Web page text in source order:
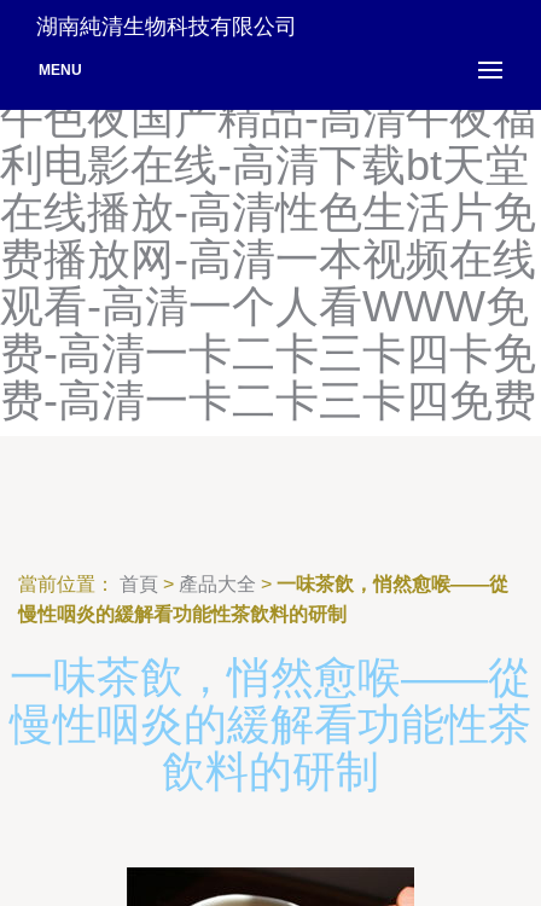
高清无码中文字幕影片-高清
无码中文字幕在线观看-高清
午色夜国产精品-高清午夜福
利电影在线-高清下载bt天堂
在线播放-高清性色生活片免
费播放网-高清一本视频在线
观看-高清一个人看WWW免
费-高清一卡二卡三卡四卡免
费-高清一卡二卡三卡四免费
湖南純清生物科技有限公司
MENU
當前位置： 首頁 > 產品大全 > 一味茶飲，悄然愈喉——從
慢性咽炎的緩解看功能性茶飲料的研制
一味茶飲，悄然愈喉——從
慢性咽炎的緩解看功能性茶
飲料的研制